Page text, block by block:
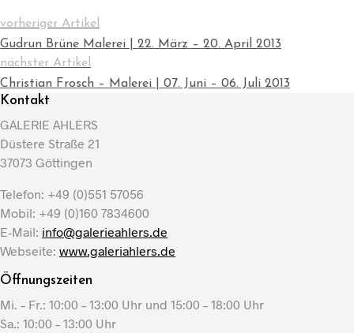
vorheriger Artikel
Gudrun Brüne Malerei | 22. März – 20. April 2013
nächster Artikel
Christian Frosch – Malerei | 07. Juni – 06. Juli 2013
Kontakt
GALERIE AHLERS
Düstere Straße 21
37073 Göttingen
Telefon: +49 (0)551 57056
Mobil: +49 (0)160 7834600
E-Mail: info@galerieahlers.de
Webseite: www.galeriahlers.de
Öffnungszeiten
Mi. – Fr.: 10:00 – 13:00 Uhr und 15:00 – 18:00 Uhr
Sa.: 10:00 – 13:00 Uhr